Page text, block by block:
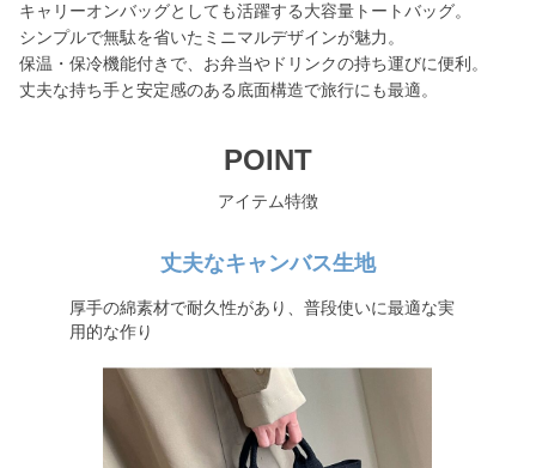
キャリーオンバッグとしても活躍する大容量トートバッグ。
シンプルで無駄を省いたミニマルデザインが魅力。
保温・保冷機能付きで、お弁当やドリンクの持ち運びに便利。
丈夫な持ち手と安定感のある底面構造で旅行にも最適。
POINT
アイテム特徴
丈夫なキャンバス生地
厚手の綿素材で耐久性があり、普段使いに最適な実
用的な作り